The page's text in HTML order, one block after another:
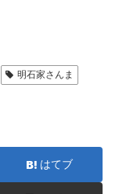
明石家さんま
はてブ